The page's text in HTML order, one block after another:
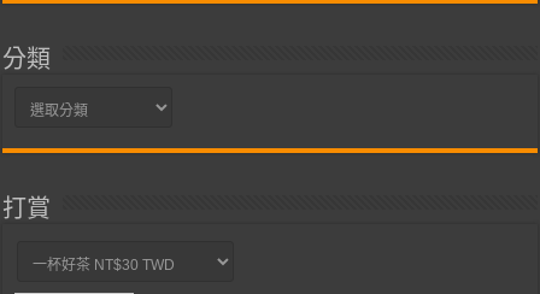
分類
分
打賞